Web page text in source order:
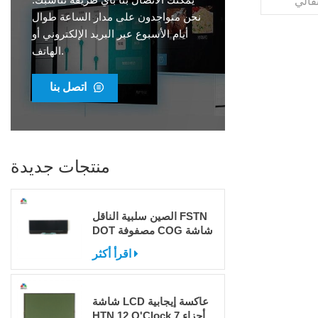
نحن متواجدون على مدار الساعة طوال
أيام الأسبوع عبر البريد الإلكتروني أو
الهاتف.
اتصل بنا
منتجات جديدة
الصين سلبية الناقل FSTN
DOT مصفوفة COG شاشة
LCD للبيع
اقرأ أكثر
شاشة LCD عاكسة إيجابية
HTN 12 O'Clock 7 أجزاء
الرؤية06:00VDD5Vواجب1/4تحيز1/3موصلدبوسدرجة